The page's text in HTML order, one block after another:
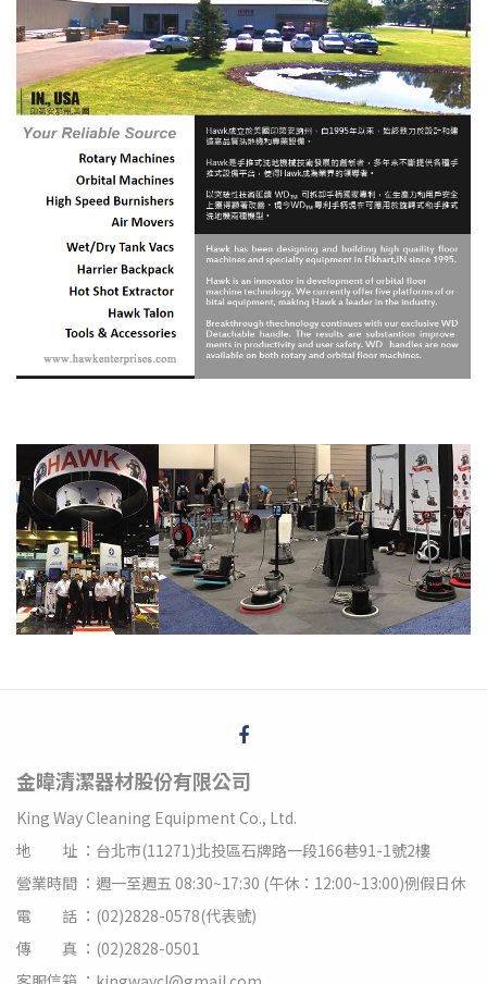
金暐清潔器材股份有限公司
King Way Cleaning Equipment Co., Ltd.
地 址 ：台北市(11271)北投區石牌路一段166巷91-1號2樓
營業時間 ：週一至週五 08:30~17:30 (午休：12:00~13:00)例假日休
電 話 ：(02)2828-0578(代表號)
傳 真 ：(02)2828-0501